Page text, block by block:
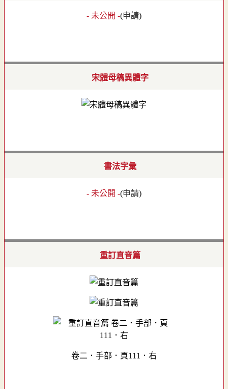
- 未公開 -(申請)
宋體母稿異體字
書法字彙
- 未公開 -(申請)
重訂直音篇
卷二．手部．頁111．右